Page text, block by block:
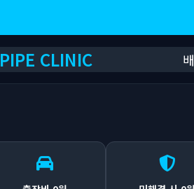
PIPE CLINIC